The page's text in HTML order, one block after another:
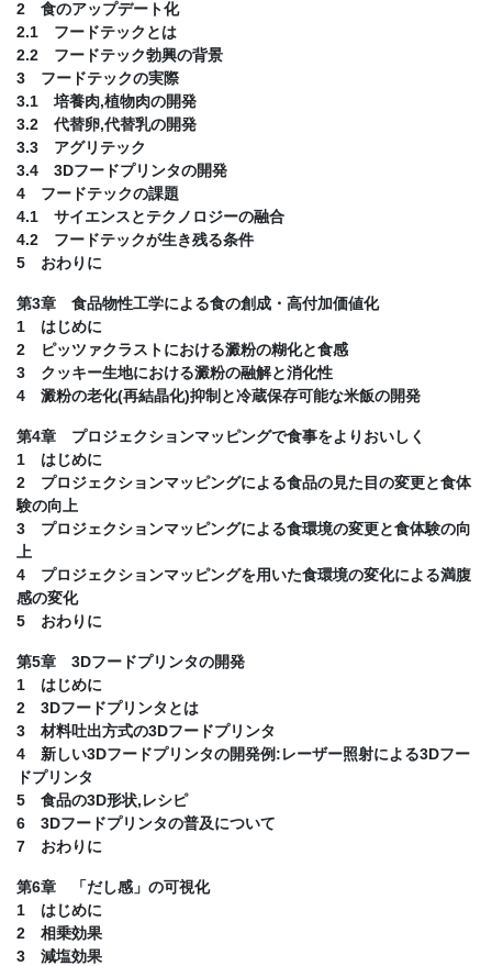
2 食のアップデート化
2.1 フードテックとは
2.2 フードテック勃興の背景
3 フードテックの実際
3.1 培養肉,植物肉の開発
3.2 代替卵,代替乳の開発
3.3 アグリテック
3.4 3Dフードプリンタの開発
4 フードテックの課題
4.1 サイエンスとテクノロジーの融合
4.2 フードテックが生き残る条件
5 おわりに
第3章 食品物性工学による食の創成・高付加価値化
1 はじめに
2 ピッツァクラストにおける澱粉の糊化と食感
3 クッキー生地における澱粉の融解と消化性
4 澱粉の老化(再結晶化)抑制と冷蔵保存可能な米飯の開発
第4章 プロジェクションマッピングで食事をよりおいしく
1 はじめに
2 プロジェクションマッピングによる食品の見た目の変更と食体
験の向上
3 プロジェクションマッピングによる食環境の変更と食体験の向
上
4 プロジェクションマッピングを用いた食環境の変化による満腹
感の変化
5 おわりに
第5章 3Dフードプリンタの開発
1 はじめに
2 3Dフードプリンタとは
3 材料吐出方式の3Dフードプリンタ
4 新しい3Dフードプリンタの開発例:レーザー照射による3Dフー
ドプリンタ
5 食品の3D形状,レシピ
6 3Dフードプリンタの普及について
7 おわりに
第6章 「だし感」の可視化
1 はじめに
2 相乗効果
3 減塩効果